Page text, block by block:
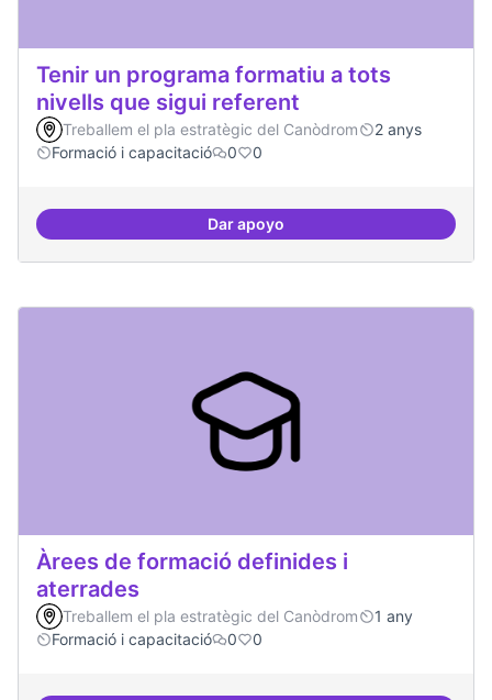
Tenir un programa formatiu a tots
nivells que sigui referent
Treballem el pla estratègic del Canòdrom
2 anys
Formació i capacitació
0 0
Dar apoyoTenir un programa formatiu a
Àrees de formació definides i
aterrades
Treballem el pla estratègic del Canòdrom
1 any
Formació i capacitació
0 0